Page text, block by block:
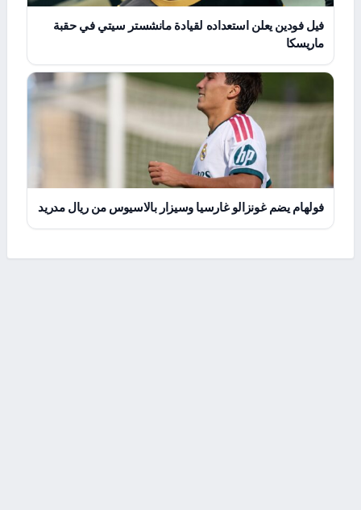
فيل فودين يعلن استعداده لقيادة مانشستر سيتي في حقبة
ماريسكا
فولهام يضم غونزالو غارسيا وسيزار بالاسيوس من ريال مدريد